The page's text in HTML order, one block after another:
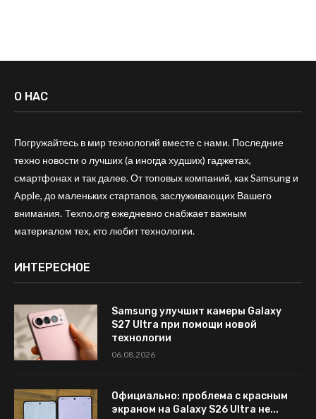
О НАС
Погружайтесь в мир технологий вместе с нами. Последние
техно новости о лучших (а иногда худших) гаджетах,
смартфонах и так далее. От топовых компаний, как Samsung и
Apple, до маленьких стартапов, заслуживающих Вашего
внимания. Texno.org ежедневно снабжает важным
материалом тех, кто любит технологии.
ИНТЕРЕСНОЕ
Samsung улучшит камеры Galaxy
S27 Ultra при помощи новой
технологии
06.08.2026
Официально: проблема с красным
экраном на Galaxy S26 Ultra не...